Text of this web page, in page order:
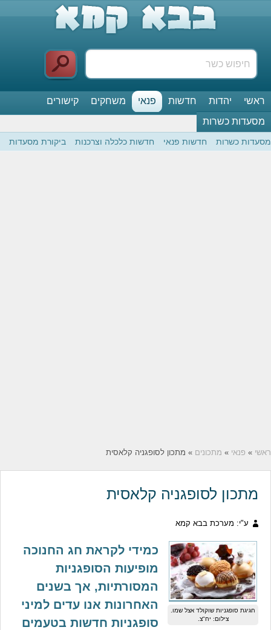
ראשי יהדות חדשות פנאי משחקים
קישורים
מסעדות כשרות
מסעדות כשרות חדשות פנאי חדשות כלכלה וצרכנות ביקורת מסעדות
ראשי » פנאי » מתכונים » מתכון לסופגניה קלאסית
מתכון לסופגניה קלאסית
ע"י: מערכת בבא קמא
חגיגת סופגניות שוקולד אצל שמו.
צילום: יח"צ.
כמידי לקראת חג החנוכה
מופיעות הסופגניות
המסורתיות, אך בשנים
האחרונות אנו עדים למיני
סופגניות חדשות בטעמים